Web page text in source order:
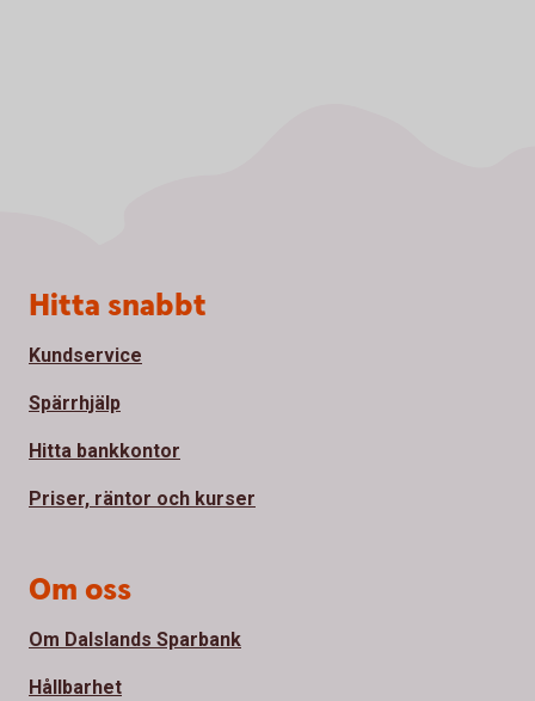
Sidfot
Hitta snabbt
Kundservice
Spärrhjälp
Hitta bankkontor
Priser, räntor och kurser
Om oss
Om Dalslands Sparbank
Hållbarhet